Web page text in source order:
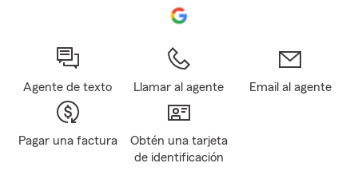
Agente de texto Llamar al agente Email al agente
Pagar una factura
Obtén una tarjeta
de identificación